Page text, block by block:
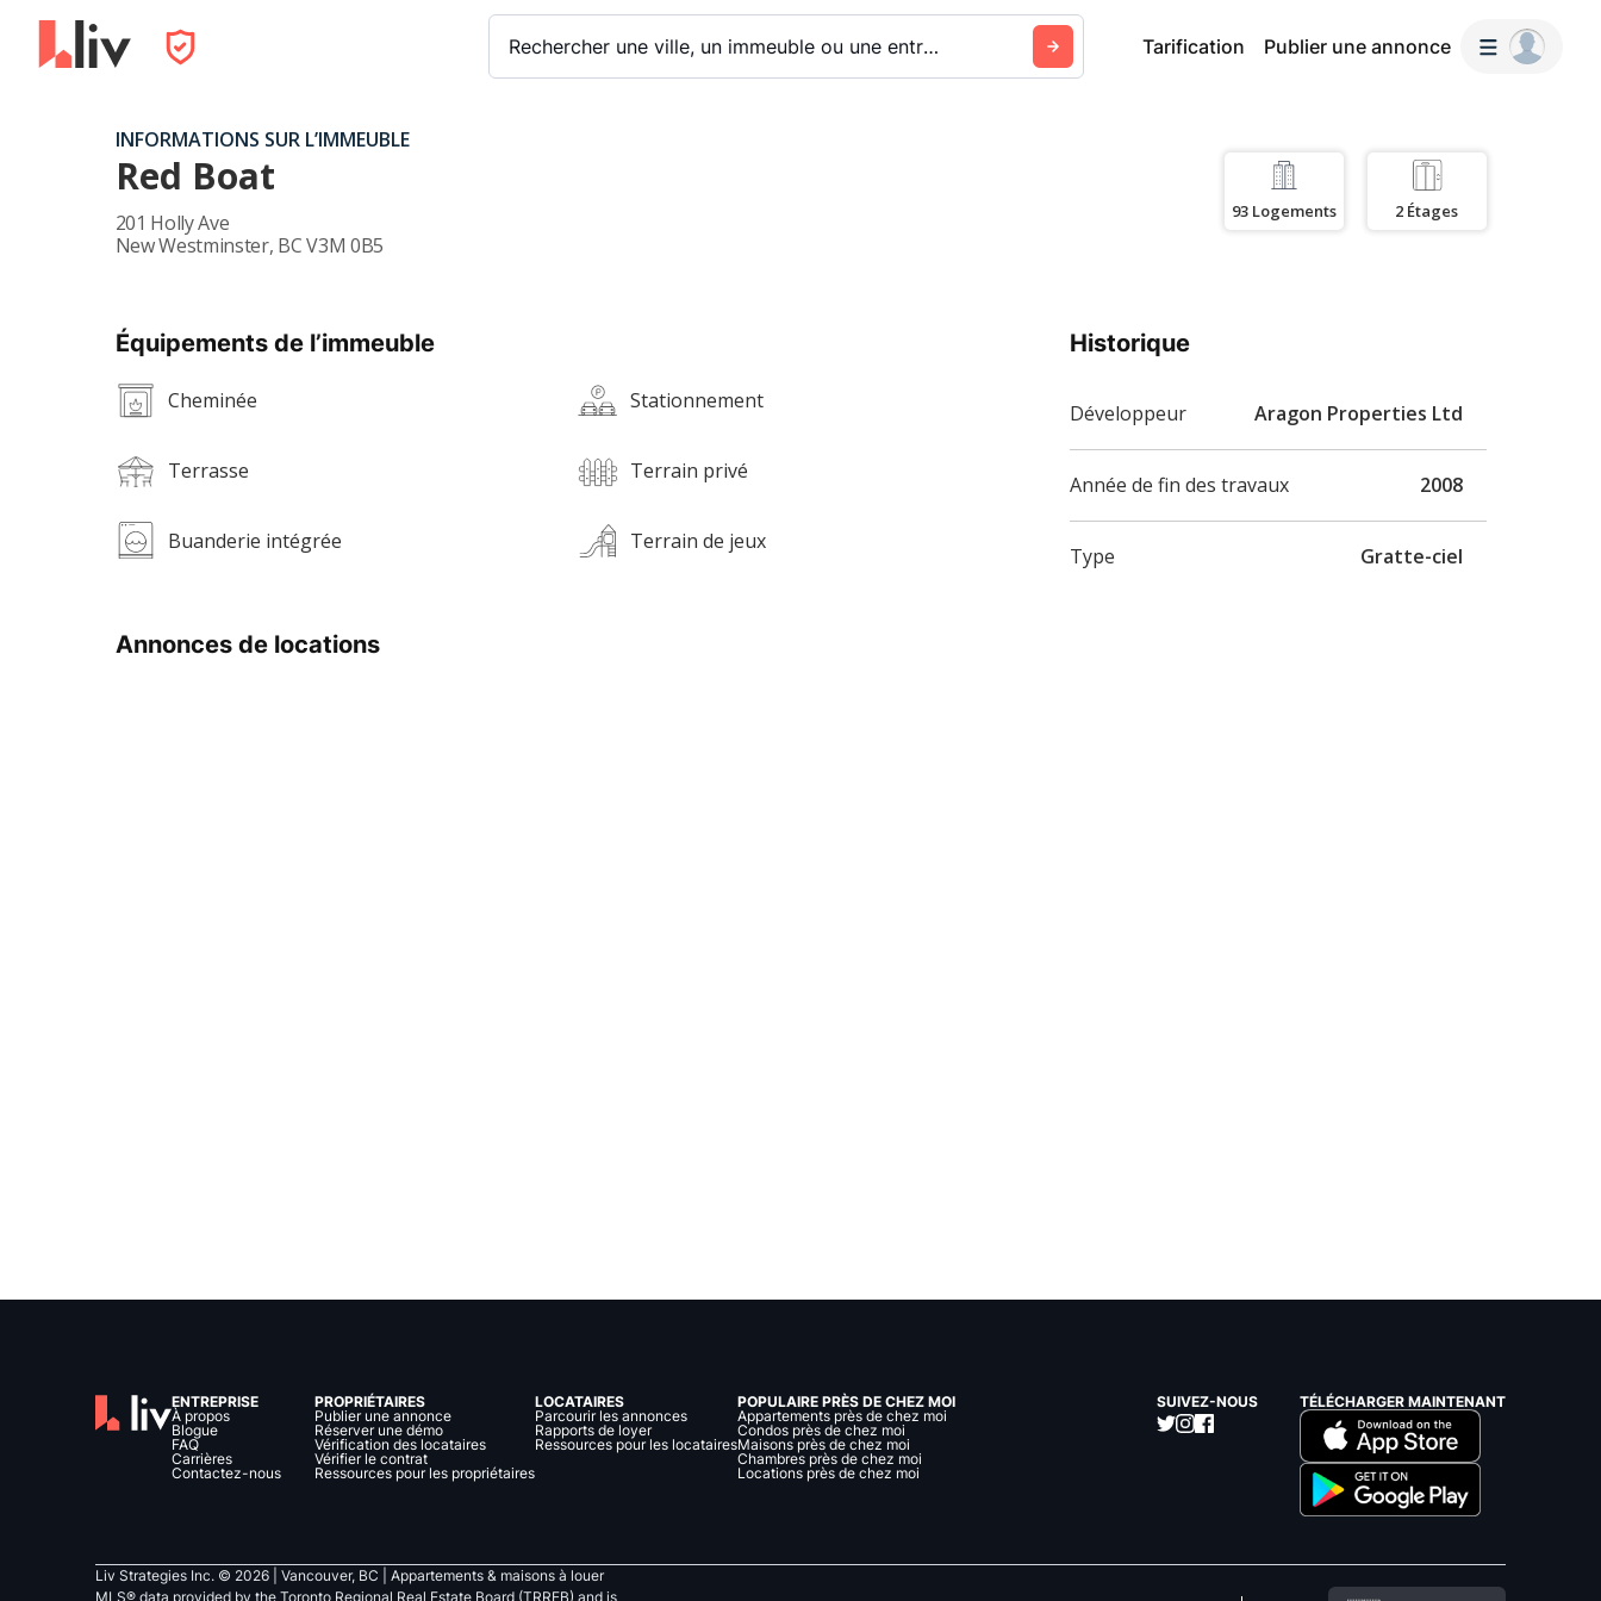
Rechercher une ville, un immeuble ou une entreprise Tarification Publier une annonce
INFORMATIONS SUR L’IMMEUBLE
Red Boat
201 Holly Ave
New Westminster, BCV3M 0B5
93 Logements 2 Étages
Équipements de l’immeuble
Cheminée Stationnement
Terrasse Terrain privé
Buanderie intégrée Terrain de jeux
Annonces de locations
Historique
Développeur Aragon Properties Ltd
Année de fin des travaux 2008
Type Gratte-ciel
ENTREPRISE
À propos
Blogue
FAQ
Carrières
Contactez-nous
PROPRIÉTAIRES
Publier une annonce
Réserver une démo
Vérification des locataires
Vérifier le contrat
Ressources pour les propriétaires
LOCATAIRES
Parcourir les annonces
Rapports de loyer
Ressources pour les locataires
POPULAIRE PRÈS DE CHEZ MOI
Appartements près de chez moi
Condos près de chez moi
Maisons près de chez moi
Chambres près de chez moi
Locations près de chez moi
SUIVEZ-NOUS TÉLÉCHARGER MAINTENANT
Liv Strategies Inc. © 2026 | Vancouver, BC |
Appartements & maisons à louer
MLS® data provided by the Toronto Regional Real Estate Board (TRREB) and is